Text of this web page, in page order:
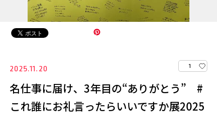
2025.11.20 1
名仕事に届け、3年目の“ありがとう” #
これ誰にお礼言ったらいいですか展2025